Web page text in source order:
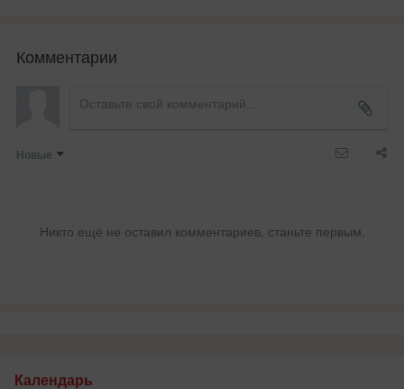
Комментарии
Новые
Никто ещё не оставил комментариев, станьте первым.
Календарь